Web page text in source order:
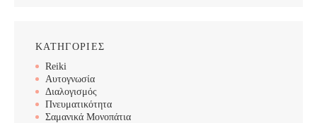
ΚΑΤΗΓΟΡΙΕΣ
Reiki
Αυτογνωσία
Διαλογισμός
Πνευματικότητα
Σαμανικά Μονοπάτια